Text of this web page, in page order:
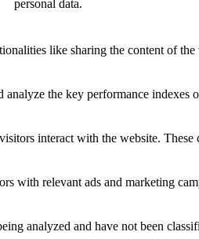
personal data.
like sharing the content of
analyze the key performance
interact with the website.
with relevant ads and marketing
analyzed and have not been